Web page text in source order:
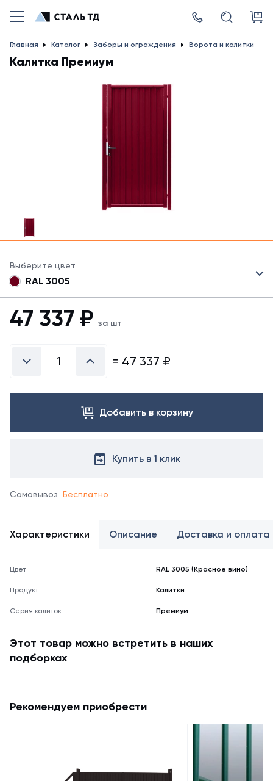
Главная Каталог Заборы и ограждения Ворота и калитки
Калитка Премиум
Выберите цвет
RAL 3005
47 337 ₽ за шт
= 47 337 ₽
Добавить в корзину
Купить в 1 клик
Самовывоз Бесплатно
Характеристики Описание Доставка и оплата
Цвет RAL 3005 (Красное вино)
Продукт Калитки
Серия калиток Премиум
Этот товар можно встретить в наших
подборках
Рекомендуем приобрести